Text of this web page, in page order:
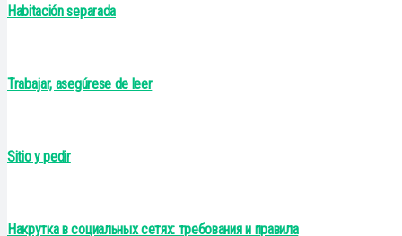
Habitación separada
Trabajar, asegúrese de leer
Sitio y pedir
Накрутка в социальных сетях: требования и правила